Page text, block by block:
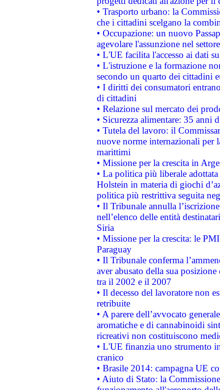
• Trasporto urbano: la
che i cittadini scelgano la
• Occupazione: un nuovo
agevolare l'assunzione nel
• L'UE facilita l'accesso ai dati
• L'istruzione e la formazione
secondo un quarto dei cittadini
• I diritti dei consumatori
di cittadini
• Relazione sul mercato dei
• Sicurezza alimentare: 35 anni
• Tutela del lavoro: il
nuove norme internazionali per
marittimi
• Missione per la crescita in
• La politica più liberale
Holstein in materia di giochi
politica più restrittiva seguita
• Il Tribunale annulla
nell’elenco delle entità
Siria
• Missione per la crescita: le
Paraguay
• Il Tribunale conferma
aver abusato della sua
tra il 2002 e il 2007
• Il decesso del lavoratore non
retribuite
• A parere dell’avvocato
aromatiche e di cannabinoidi
ricreativi non costituiscono
• L'UE finanzia uno strumento
cranico
• Brasile 2014: campagna UE
• Aiuto di Stato: la